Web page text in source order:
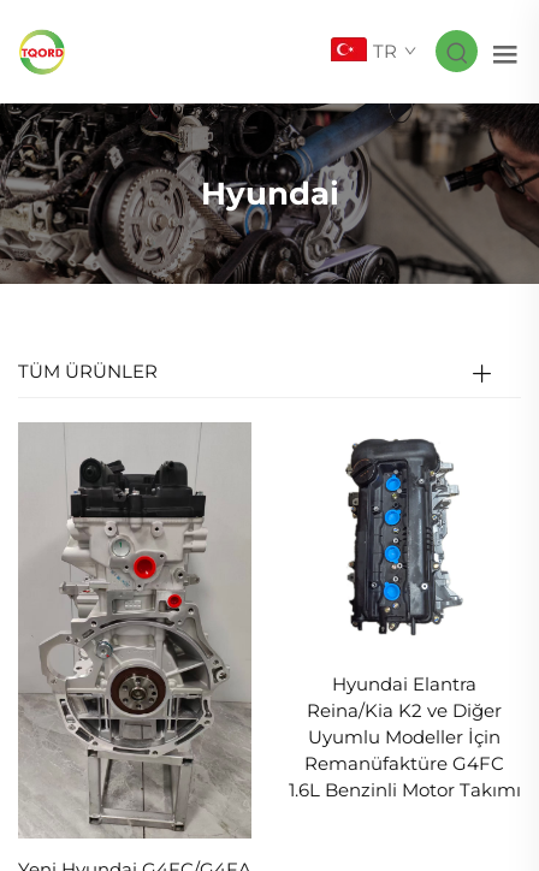
TR
Hyundai
TÜM ÜRÜNLER
Hyundai Elantra
Reina/Kia K2 ve Diğer
Uyumlu Modeller İçin
Remanüfaktüre G4FC
1.6L Benzinli Motor Takımı